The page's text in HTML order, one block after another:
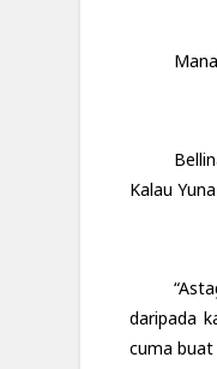
Kalau
daripada
cuma buat